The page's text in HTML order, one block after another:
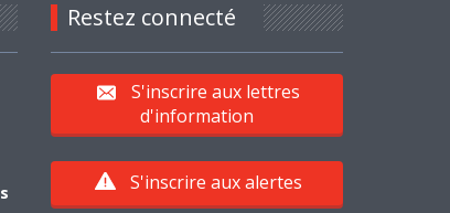
Restez connecté
S'inscrire aux lettres
d'information
S'inscrire aux alertes